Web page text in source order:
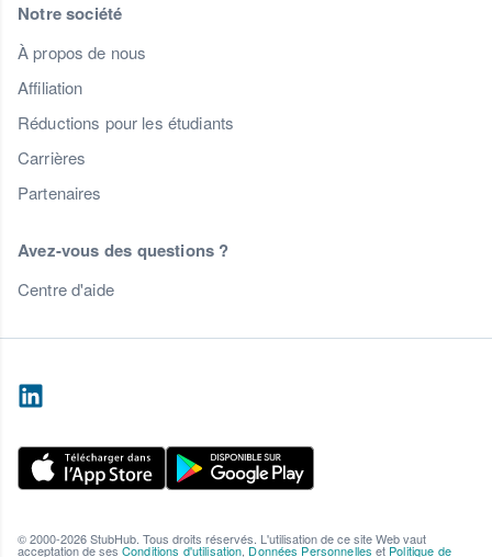
Notre société
À propos de nous
Affiliation
Réductions pour les étudiants
Carrières
Partenaires
Avez-vous des questions ?
Centre d'aide
© 2000-2026 StubHub. Tous droits réservés. L'utilisation de ce site Web vaut
acceptation de ses Conditions d'utilisation, Données Personnelles et Politique de